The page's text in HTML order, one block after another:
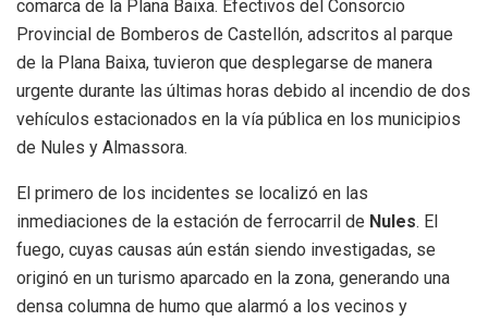
comarca de la Plana Baixa. Efectivos del Consorcio
Provincial de Bomberos de Castellón, adscritos al parque
de la Plana Baixa, tuvieron que desplegarse de manera
urgente durante las últimas horas debido al incendio de dos
vehículos estacionados en la vía pública en los municipios
de Nules y Almassora.
El primero de los incidentes se localizó en las
inmediaciones de la estación de ferrocarril de Nules. El
fuego, cuyas causas aún están siendo investigadas, se
originó en un turismo aparcado en la zona, generando una
densa columna de humo que alarmó a los vecinos y